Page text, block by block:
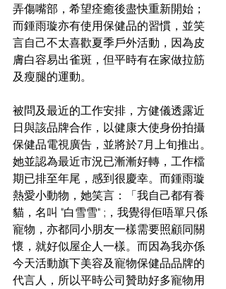
弄傷嘴部，希望痊癒後盡快重新開始；
而鍾雨璇亦有使用保健品的習慣，並笑
言自己不太喜歡夏季戶外活動，因為皮
膚白容易出雀斑，但平時有在家做拉筋
及瘦腿的運動。
被問及最近的工作安排，方健儀透露近
日與該品牌合作，以健康大使身份拍攝
保健品電視廣告，並將於7月上旬推出。
她並認為最近市況已漸漸好轉，工作檔
期已排至年尾，感到很慶幸。而鍾雨璇
熱愛小動物，她笑言：「我自己都有養
貓，名叫 "白雪雪" ;，我覺得佢唔單只係
寵物，亦都同小朋友一樣需要照顧同關
懷，就好似屋企人一樣。而因為我亦係
今天活動旗下美容及寵物保健品品牌的
代言人，所以平時公司贊助好多寵物用